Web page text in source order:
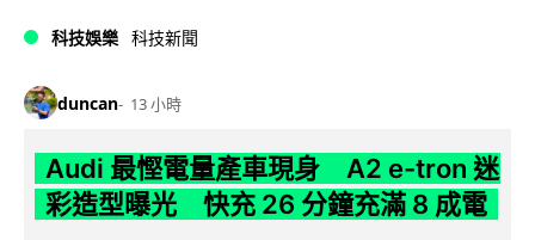
科技娛樂 科技新聞
duncan 13 小時
Audi 最慳電量產車現身 A2 e-tron 迷
彩造型曝光 快充 26 分鐘充滿 8 成電